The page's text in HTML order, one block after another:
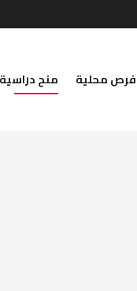
فرص محلية منح دراسية